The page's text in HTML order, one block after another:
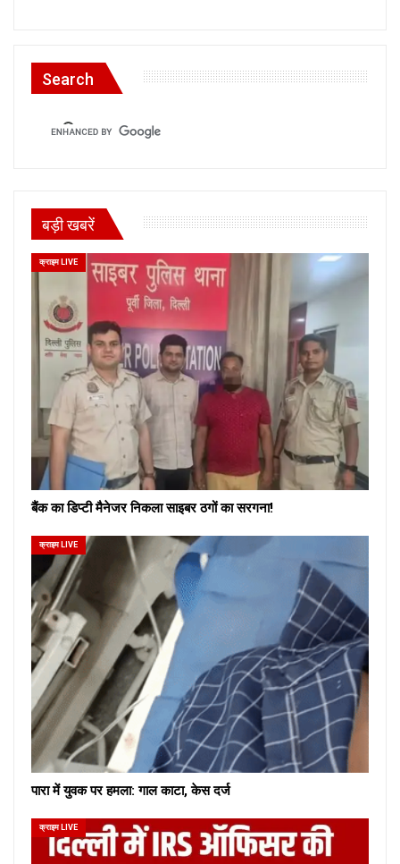
Search
बड़ी खबरें
क्राइम LIVE
बैंक का डिप्टी मैनेजर निकला साइबर ठगों का सरगना!
क्राइम LIVE
पारा में युवक पर हमला: गाल काटा, केस दर्ज
क्राइम LIVE